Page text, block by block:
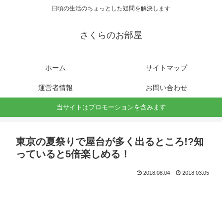
日頃の生活のちょっとした疑問を解決します
さくらのお部屋
ホーム サイトマップ
運営者情報 お問い合わせ
当サイトはプロモーションを含みます
東京の夏祭りで屋台が多く出るところ!?知
っていると5倍楽しめる！
2018.08.04 2018.03.05